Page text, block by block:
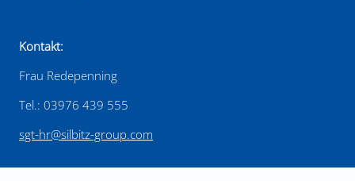
Kontakt:
Frau Redepenning
Tel.: 03976 439 555
sgt-hr@silbitz-group.com